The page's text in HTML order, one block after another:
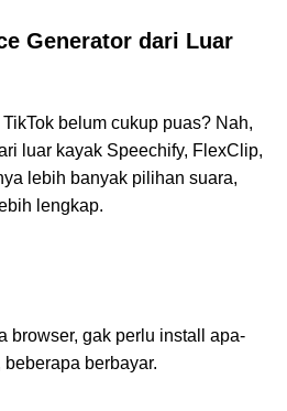
Generator dari Luar
belum cukup puas? Nah,
luar kayak Speechify, FlexClip,
lebih banyak pilihan suara,
lengkap.
browser, gak perlu install apa-
berbayar.